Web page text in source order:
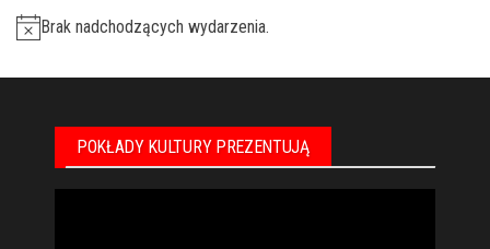
Brak nadchodzących wydarzenia.
POKŁADY KULTURY PREZENTUJĄ